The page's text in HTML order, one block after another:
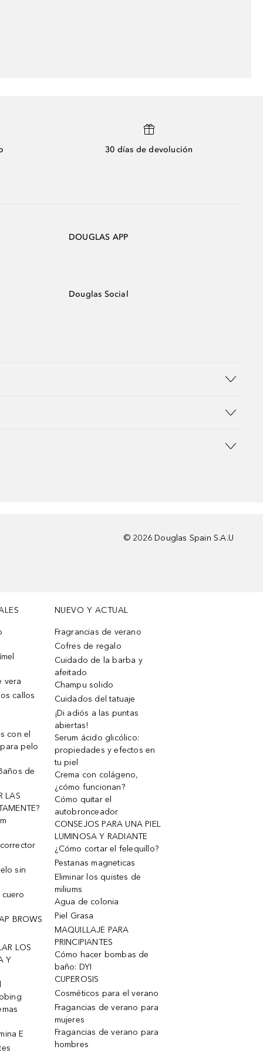
30 días de devolución
DOUGLAS APP
Douglas Social
© 2026 Douglas Spain S.A.U
vera
callos
con el
pelo
de
LAS
sin
cuero
BROWS
LOS
Y
E
NUEVO Y ACTUAL
Fragrancias de verano
Cofres de regalo
Cuidado de la barba y
afeitado
Champu solido
Cuidados del tatuaje
¡Di adiós a las puntas
abiertas!
Serum ácido glicólico:
propiedades y efectos en
tu piel
Crema con colágeno,
¿cómo funcionan?
Cómo quitar el
autobronceador
CONSEJOS PARA UNA PIEL
LUMINOSA Y RADIANTE
¿Cómo cortar el felequillo?
Pestanas magneticas
Eliminar los quistes de
miliums
Agua de colonia
Piel Grasa
MAQUILLAJE PARA
PRINCIPIANTES
Cómo hacer bombas de
baño: DYI
CUPEROSIS
Cosméticos para el verano
Fragancias de verano para
mujeres
Fragancias de verano para
hombres